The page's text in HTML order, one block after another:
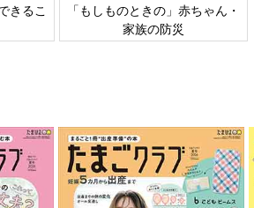
きるこ
「もしものときの」赤ちゃん・
家族の防災